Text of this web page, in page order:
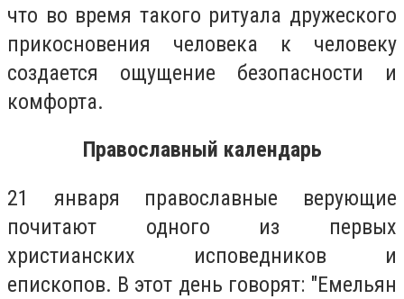
что во время такого ритуала дружеского
прикосновения человека к человеку
создается ощущение безопасности и
комфорта.
Православный календарь
21 января православные верующие
почитают одного из первых
христианских исповедников и
епископов. В этот день говорят: "Емельян